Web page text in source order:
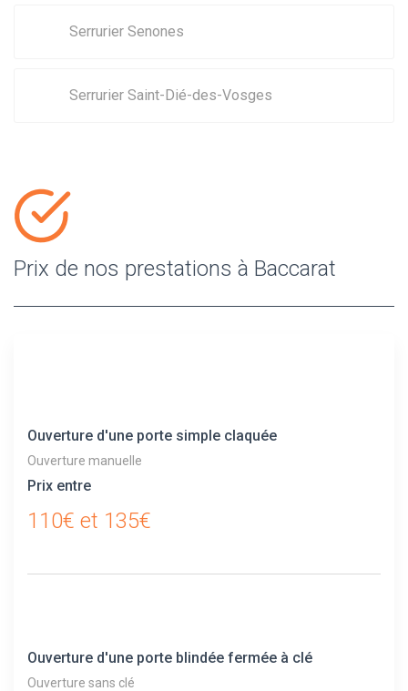
Serrurier Senones
Serrurier Saint-Dié-des-Vosges
Prix de nos prestations à Baccarat
Ouverture d'une porte simple claquée
Ouverture manuelle
Prix entre
110€ et 135€
Ouverture d'une porte blindée fermée à clé
Ouverture sans clé